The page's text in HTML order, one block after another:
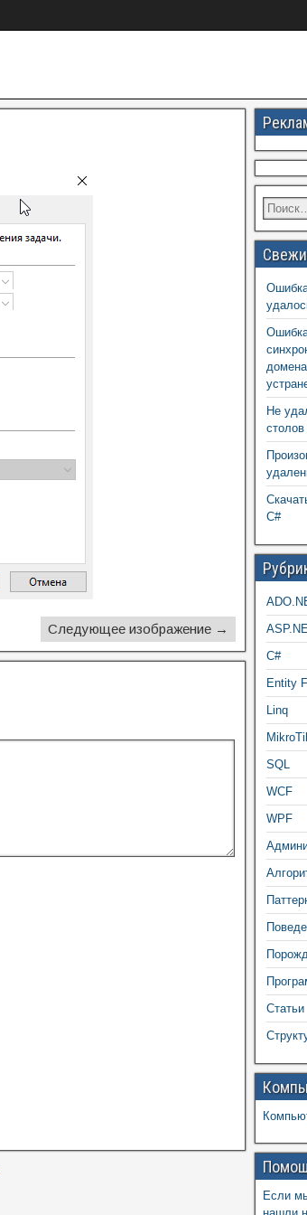
Следующее изображение →
Не
C#
C#
Entity
Linq
SQL
WCF
WPF
Статьи
Если